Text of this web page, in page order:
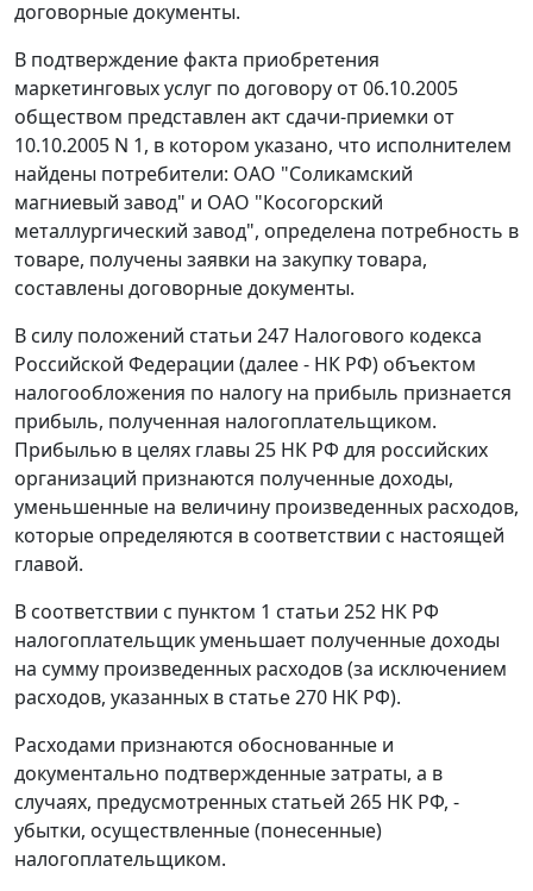
договорные документы.
В подтверждение факта приобретения
маркетинговых услуг по договору от 06.10.2005
обществом представлен акт сдачи-приемки от
10.10.2005 N 1, в котором указано, что исполнителем
найдены потребители: ОАО "Соликамский
магниевый завод" и ОАО "Косогорский
металлургический завод", определена потребность в
товаре, получены заявки на закупку товара,
составлены договорные документы.
В силу положений статьи 247 Налогового кодекса
Российской Федерации (далее - НК РФ) объектом
налогообложения по налогу на прибыль признается
прибыль, полученная налогоплательщиком.
Прибылью в целях главы 25 НК РФ для российских
организаций признаются полученные доходы,
уменьшенные на величину произведенных расходов,
которые определяются в соответствии с настоящей
главой.
В соответствии с пунктом 1 статьи 252 НК РФ
налогоплательщик уменьшает полученные доходы
на сумму произведенных расходов (за исключением
расходов, указанных в статье 270 НК РФ).
Расходами признаются обоснованные и
документально подтвержденные затраты, а в
случаях, предусмотренных статьей 265 НК РФ, -
убытки, осуществленные (понесенные)
налогоплательщиком.